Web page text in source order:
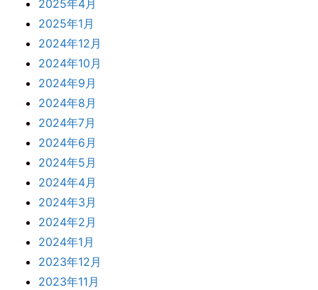
2025年4月
2025年1月
2024年12月
2024年10月
2024年9月
2024年8月
2024年7月
2024年6月
2024年5月
2024年4月
2024年3月
2024年2月
2024年1月
2023年12月
2023年11月